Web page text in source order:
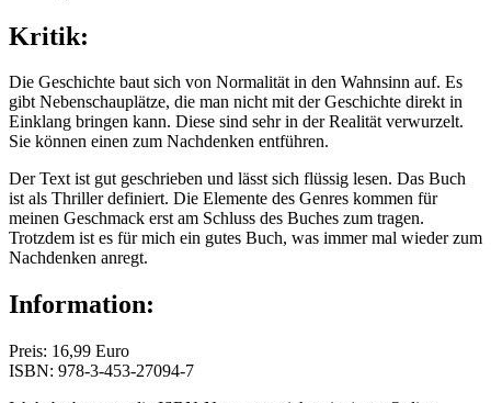
Kritik:
Die Geschichte baut sich von Normalität in den Wahnsinn auf. Es
gibt Nebenschauplätze, die man nicht mit der Geschichte direkt in
Einklang bringen kann. Diese sind sehr in der Realität verwurzelt.
Sie können einen zum Nachdenken entführen.
Der Text ist gut geschrieben und lässt sich flüssig lesen. Das Buch
ist als Thriller definiert. Die Elemente des Genres kommen für
meinen Geschmack erst am Schluss des Buches zum tragen.
Trotzdem ist es für mich ein gutes Buch, was immer mal wieder zum
Nachdenken anregt.
Information:
Preis: 16,99 Euro
ISBN: 978-3-453-27094-7